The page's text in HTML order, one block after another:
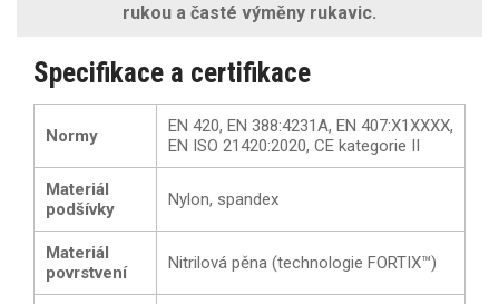
rukou a časté výměny rukavic.
Specifikace a certifikace
Normy
EN 420, EN 388:4231A, EN 407:X1XXXX,
EN ISO 21420:2020, CE kategorie II
Materiál
podšívky
Nylon, spandex
Materiál
povrstvení
Nitrilová pěna (technologie FORTIX™)